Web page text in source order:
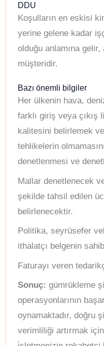
DDU
Koşulların en eskisi
yerine gelene kadar
olduğu anlamına
müşteridir.
Bazı önemli bilgiler
Her ülkenin hava,
farklı giriş veya çıkış
kalitesini belirlemek
tehlikelerin
denetlenmesi ve
Mallar denetlenecek
şekilde tahsil edilen
belirlenecektir.
Politika, seyrüsefer
ithalatçı belgenin
Faturayı veren
Sonuç: gümrükleme
operasyonlarının
oynamaktadır, doğru
verimliliği artırmak